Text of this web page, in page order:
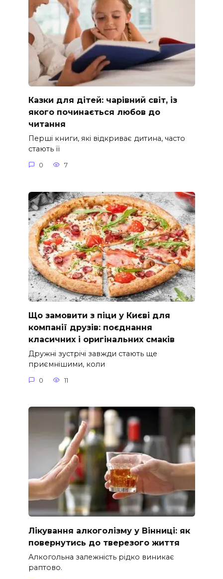
Казки для дітей: чарівний світ, із
якого починається любов до
читання
Перші книги, які відкриває дитина, часто
стають її
0 7
Що замовити з піци у Києві для
компанії друзів: поєднання
класичних і оригінальних смаків
Дружні зустрічі завжди стають ще
приємнішими, коли
0 11
Лікування алкоголізму у Вінниці: як
повернутись до тверезого життя
Алкогольна залежність рідко виникає
раптово.